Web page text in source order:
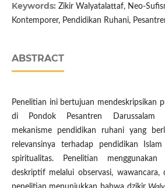
Keywords: Zikir Walyatalattaf, Neo-
Kontemporer, Pendidikan Ruhani,
ABSTRACT
Penelitian ini bertujuan mendeskripsikan
di Pondok Pesantren Darussalam
mekanisme pendidikan ruhani yang
relevansinya terhadap pendidikan
spiritualitas. Penelitian
deskriptif melalui observasi, wawancara,